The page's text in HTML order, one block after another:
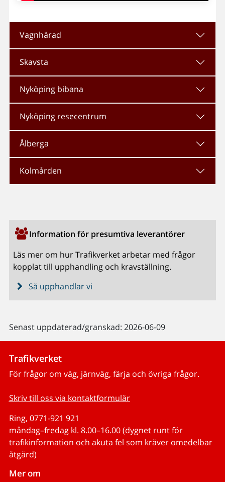
Vagnhärad
Skavsta
Nyköping bibana
Nyköping resecentrum
Ålberga
Kolmården
Information för presumtiva leverantörer
Läs mer om hur Trafikverket arbetar med frågor
kopplat till upphandling och kravställning.
Så upphandlar vi
Senast uppdaterad/granskad: 2026-06-09
Trafikverket
För frågor om väg, järnväg, färja och övriga frågor.
Skriv till oss via kontaktformulär
Ring, 0771-921 921
måndag–fredag kl. 8.00–16.00 (dygnet runt för
trafikinformation och akuta fel som kräver omedelbar
åtgärd)
Mer om